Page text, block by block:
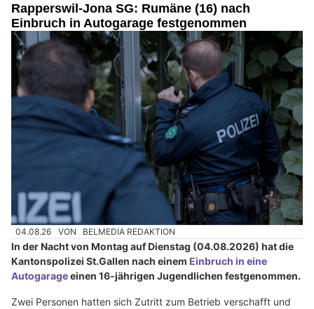
Rapperswil-Jona SG: Rumäne (16) nach
Einbruch in Autogarage festgenommen
04.08.26 VON BELMEDIA REDAKTION
In der Nacht von Montag auf Dienstag (04.08.2026) hat die
Kantonspolizei St.Gallen nach einem Einbruch in eine
Autogarageeinen 16-jährigen Jugendlichen festgenommen.
Zwei Personen hatten sich Zutritt zum Betrieb verschafft und